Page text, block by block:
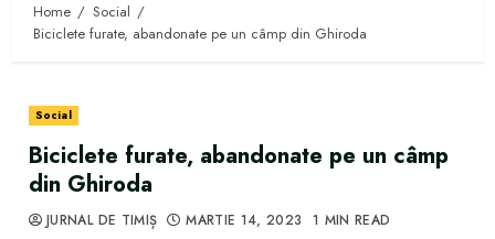
Home
Social
Biciclete furate, abandonate pe un câmp din Ghiroda
Social
Biciclete furate, abandonate pe un câmp
din Ghiroda
JURNAL DE TIMIȘ MARTIE 14, 2023 1 MIN READ